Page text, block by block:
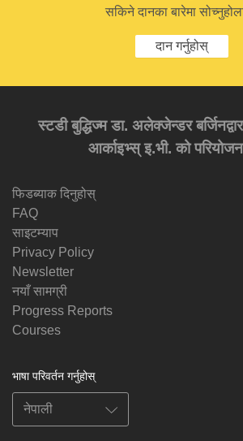
सकिने दानका बारेमा
दान गर्नुहोस्
स्टडी बुद्धिज्म डा. अलेक्जेन्डर
आर्काइभ्स् इ.भी. को
फिडब्याक दिनुहोस्
FAQ
साइटम्याप
Privacy Policy
Newsletter
नयाँ सामग्री
Progress Reports
Courses
भाषा परिवर्तन गर्नुहोस्